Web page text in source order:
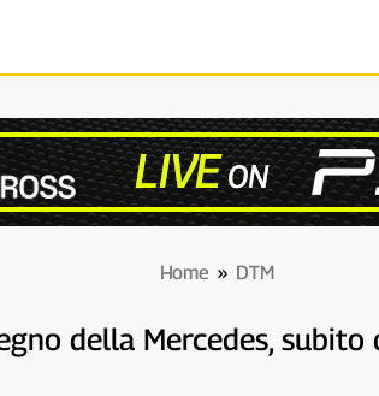
Home » DTM
della Mercedes,